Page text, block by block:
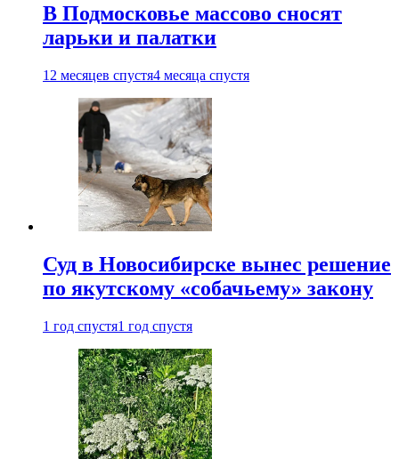
В Подмосковье массово сносят
ларьки и палатки
12 месяцев спустя4 месяца спустя
Суд в Новосибирске вынес решение
по якутскому «собачьему» закону
1 год спустя1 год спустя